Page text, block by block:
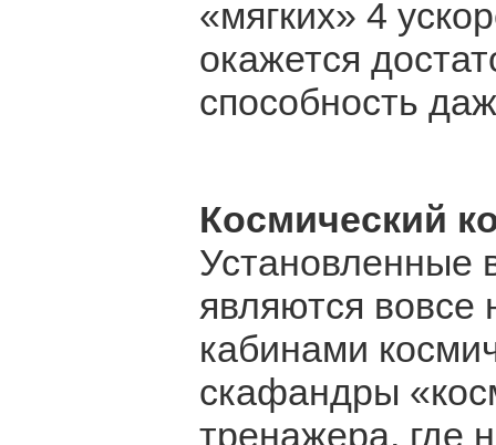
«мягких» 4
окажется
способность
Космический
Установленные
являются
кабинами
скафандры
тренажера, где